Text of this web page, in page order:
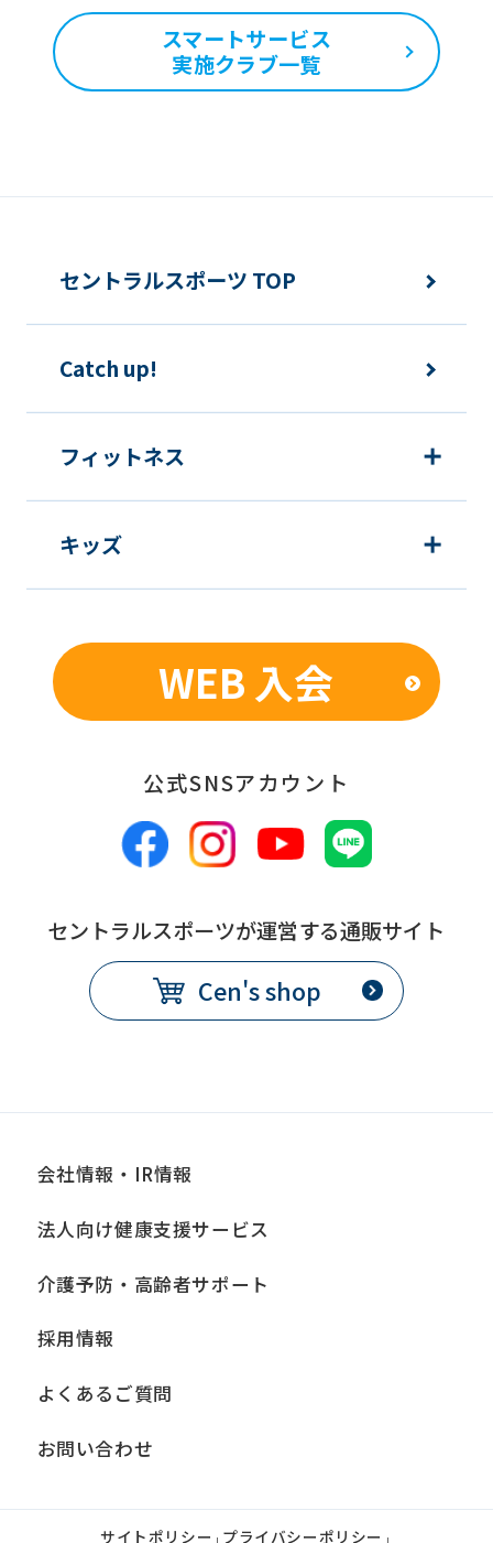
スマートサービス
実施クラブ一覧
translation
may
differ
original
ask
that
fully
before
the
Automatic
セントラルスポーツ TOP
Catch up!
フィットネス
キッズ
WEB 入会
公式SNSアカウント
セントラルスポーツが運営する通販サイト
Cen's shop
会社情報・IR情報
法人向け健康支援サービス
介護予防・高齢者サポート
採用情報
よくあるご質問
お問い合わせ
サイトポリシー | プライバシーポリシー |